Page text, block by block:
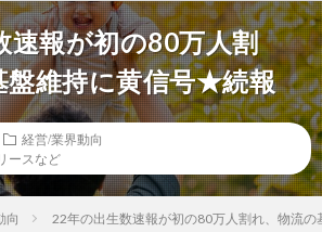
速報が初の80万人割
盤維持に黄信号★続報
経営/業界動向
ースなど
向 22年の出生数速報が初の80万人割れ、物流